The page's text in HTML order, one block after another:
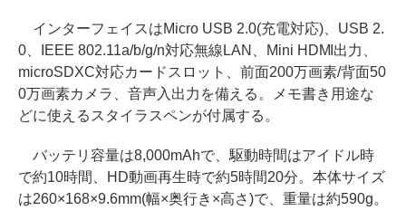
インターフェイスはMicro USB 2.0(充電対応)、USB 2.
0、IEEE 802.11a/b/g/n対応無線LAN、Mini HDMI出力、
microSDXC対応カードスロット、前面200万画素/背面50
0万画素カメラ、音声入出力を備える。メモ書き用途な
どに使えるスタイラスペンが付属する。
バッテリ容量は8,000mAhで、駆動時間はアイドル時
で約10時間、HD動画再生時で約5時間20分。本体サイズ
は260×168×9.6mm(幅×奥行き×高さ)で、重量は約590g。